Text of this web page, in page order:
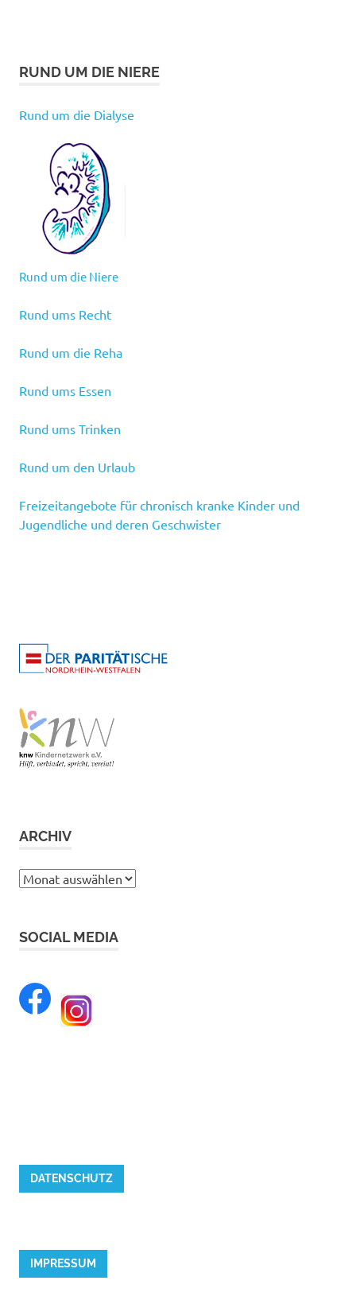
RUND UM DIE NIERE
Rund um die Dialyse
Rund um die Niere
Rund ums Recht
Rund um die Reha
Rund ums Essen
Rund ums Trinken
Rund um den Urlaub
Freizeitangebote für chronisch kranke Kinder und
Jugendliche und deren Geschwister
ARCHIV
Archiv
SOCIAL MEDIA
DATENSCHUTZ
IMPRESSUM